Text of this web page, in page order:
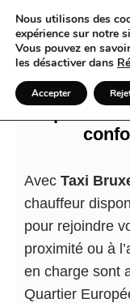
Taxi et
Avec Taxi
chauffeur
pour rejoindre
proximité ou à
en charge sont
Quartier
Nous utilisons des
expérience sur notre
Vous pouvez en
les désactiver dans
Accepter